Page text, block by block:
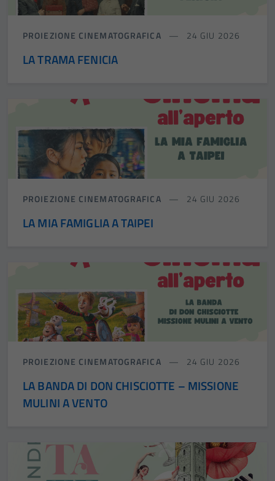
PROIEZIONE CINEMATOGRAFICA 24 GIU 2026
LA TRAMA FENICIA
PROIEZIONE CINEMATOGRAFICA 24 GIU 2026
LA MIA FAMIGLIA A TAIPEI
PROIEZIONE CINEMATOGRAFICA 24 GIU 2026
LA BANDA DI DON CHISCIOTTE – MISSIONE
MULINI A VENTO